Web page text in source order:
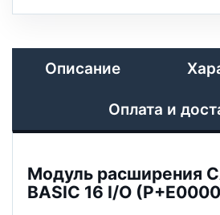
Описание
Оплата и
Модуль расширения
BASIC 16 I/O